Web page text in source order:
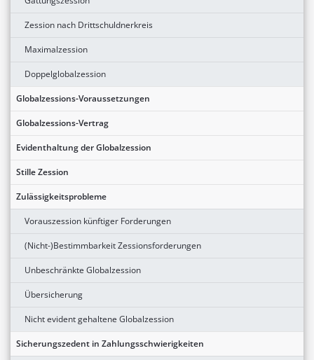
Zession nach Drittschuldnerkreis
Maximalzession
Doppelglobalzession
Globalzessions-Voraussetzungen
Globalzessions-Vertrag
Evidenthaltung der Globalzession
Stille Zession
Zulässigkeitsprobleme
Vorauszession künftiger Forderungen
(Nicht-)Bestimmbarkeit Zessionsforderungen
Unbeschränkte Globalzession
Übersicherung
Nicht evident gehaltene Globalzession
Sicherungszedent in Zahlungsschwierigkeiten